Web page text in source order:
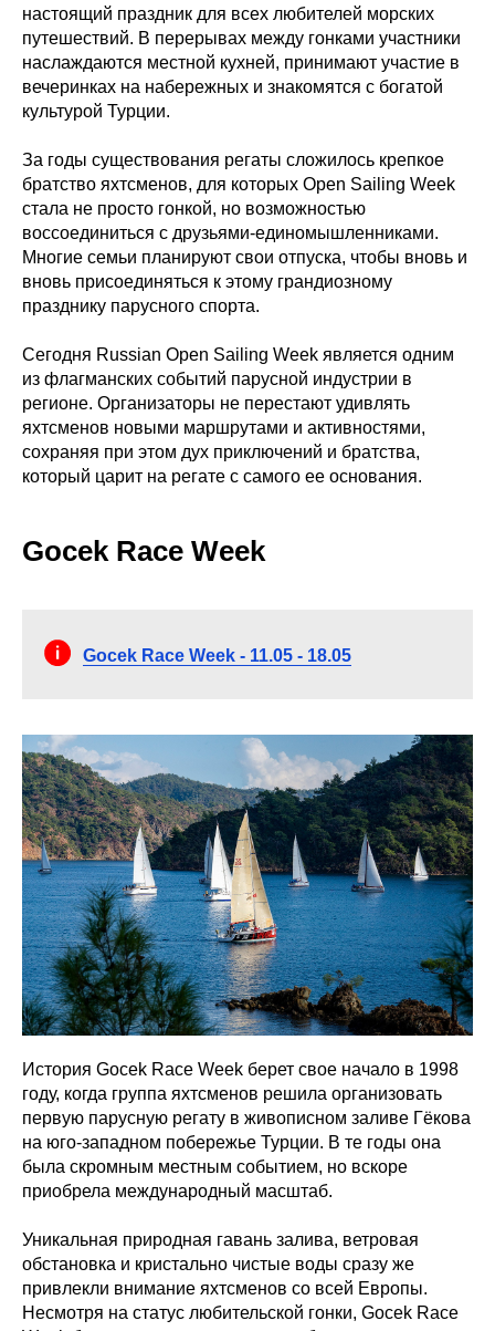
настоящий праздник для всех любителей морских
путешествий. В перерывах между гонками участники
наслаждаются местной кухней, принимают участие в
вечеринках на набережных и знакомятся с богатой
культурой Турции.
За годы существования регаты сложилось крепкое
братство яхтсменов, для которых Open Sailing Week
стала не просто гонкой, но возможностью
воссоединиться с друзьями-единомышленниками.
Многие семьи планируют свои отпуска, чтобы вновь и
вновь присоединяться к этому грандиозному
празднику парусного спорта.
Сегодня Russian Open Sailing Week является одним
из флагманских событий парусной индустрии в
регионе. Организаторы не перестают удивлять
яхтсменов новыми маршрутами и активностями,
сохраняя при этом дух приключений и братства,
который царит на регате с самого ее основания.
Gocek Race Week
Gocek Race Week - 11.05 - 18.05
История Gocek Race Week берет свое начало в 1998
году, когда группа яхтсменов решила организовать
первую парусную регату в живописном заливе Гёкова
на юго-западном побережье Турции. В те годы она
была скромным местным событием, но вскоре
приобрела международный масштаб.
Уникальная природная гавань залива, ветровая
обстановка и кристально чистые воды сразу же
привлекли внимание яхтсменов со всей Европы.
Несмотря на статус любительской гонки, Gocek Race